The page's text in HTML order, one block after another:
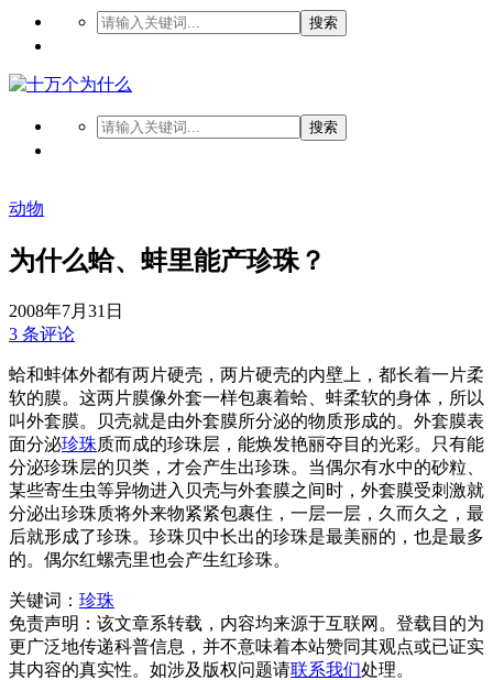
搜索
搜索
动物
为什么蛤、蚌里能产珍珠？
2008年7月31日
3 条评论
蛤和蚌体外都有两片硬壳，两片硬壳的内壁上，都长着一片柔
软的膜。这两片膜像外套一样包裹着蛤、蚌柔软的身体，所以
叫外套膜。贝壳就是由外套膜所分泌的物质形成的。外套膜表
面分泌珍珠质而成的珍珠层，能焕发艳丽夺目的光彩。只有能
分泌珍珠层的贝类，才会产生出珍珠。当偶尔有水中的砂粒、
某些寄生虫等异物进入贝壳与外套膜之间时，外套膜受刺激就
分泌出珍珠质将外来物紧紧包裹住，一层一层，久而久之，最
后就形成了珍珠。珍珠贝中长出的珍珠是最美丽的，也是最多
的。偶尔红螺壳里也会产生红珍珠。
关键词： 珍珠
免责声明：该文章系转载，内容均来源于互联网。登载目的为
更广泛地传递科普信息，并不意味着本站赞同其观点或已证实
其内容的真实性。如涉及版权问题请联系我们处理。